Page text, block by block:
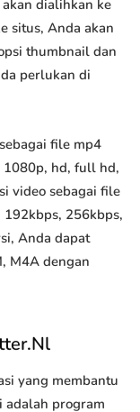
dialihkan ke
situs, Anda akan
thumbnail dan
perlukan di
file mp4
hd, full hd,
video sebagai file
256kbps,
Anda dapat
M4A dengan
yang membantu
adalah program